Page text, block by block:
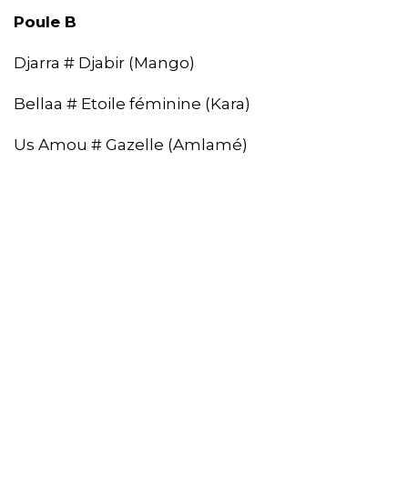
Poule B
Djarra # Djabir (Mango)
Bellaa # Etoile féminine (Kara)
Us Amou # Gazelle (Amlamé)